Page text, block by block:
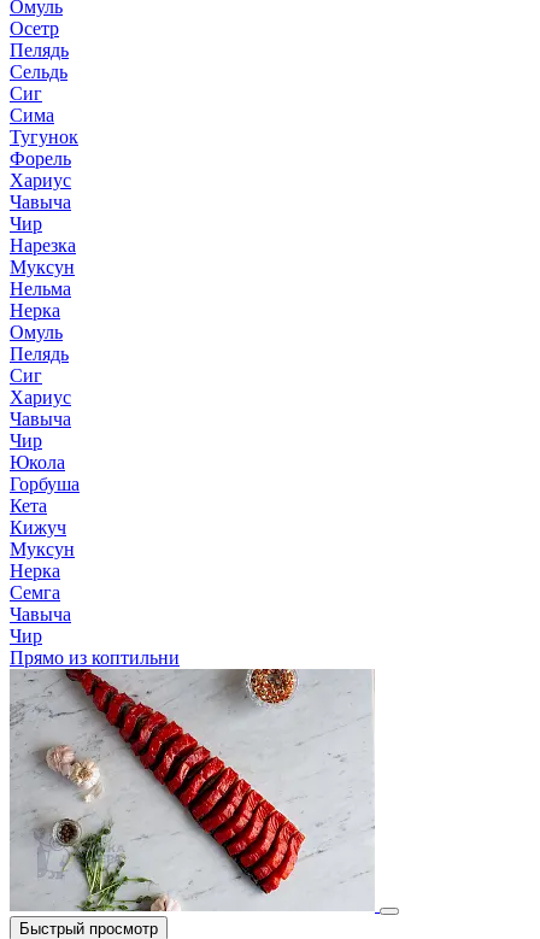
Омуль
Осетр
Пелядь
Сельдь
Сиг
Сима
Тугунок
Форель
Хариус
Чавыча
Чир
Нарезка
Муксун
Нельма
Нерка
Омуль
Пелядь
Сиг
Хариус
Чавыча
Чир
Юкола
Горбуша
Кета
Кижуч
Муксун
Нерка
Семга
Чавыча
Чир
Прямо из коптильни
Быстрый просмотр